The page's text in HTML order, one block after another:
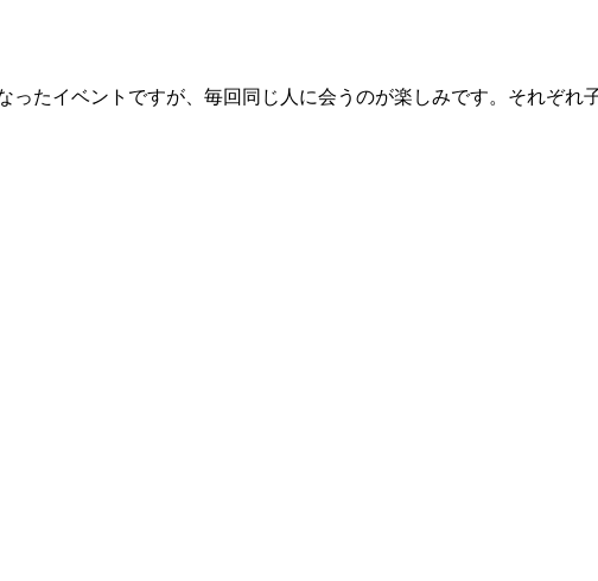
たイベントですが、毎回同じ人に会うのが楽しみです。それぞれ